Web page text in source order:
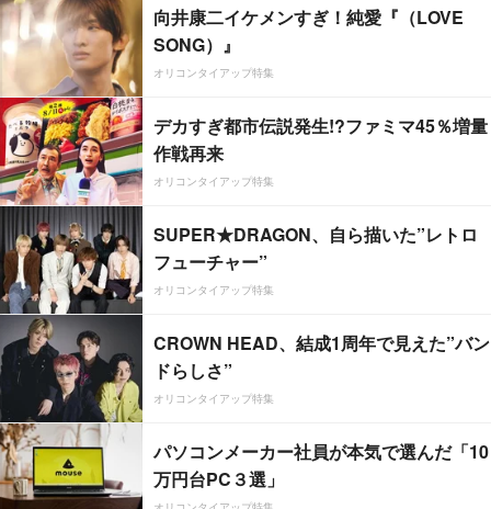
向井康二イケメンすぎ！純愛『（LOVE
SONG）』
オリコンタイアップ特集
デカすぎ都市伝説発生!?ファミマ45％増量
作戦再来
オリコンタイアップ特集
SUPER★DRAGON、自ら描いた”レトロ
フューチャー”
オリコンタイアップ特集
CROWN HEAD、結成1周年で見えた”バン
ドらしさ”
オリコンタイアップ特集
パソコンメーカー社員が本気で選んだ「10
万円台PC３選」